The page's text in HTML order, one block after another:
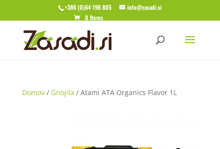
+386 (0)64 198 805
info@zasadi.si
0 Items
Domov/ Gnojila / Atami ATA Organics Flavor 1L